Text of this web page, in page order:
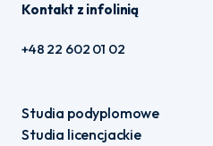
Kontakt z infolinią
+48 22 602 01 02
Studia podyplomowe
Studia licencjackie